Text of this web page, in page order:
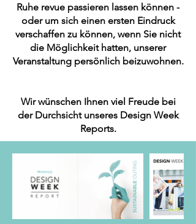
Ruhe revue passieren lassen können -
oder um sich einen ersten Eindruck
verschaffen zu können, wenn Sie nicht
die Möglichkeit hatten, unserer
Veranstaltung persönlich beizuwohnen.
Wir wünschen Ihnen viel Freude bei
der Durchsicht unseres Design Week
Reports.